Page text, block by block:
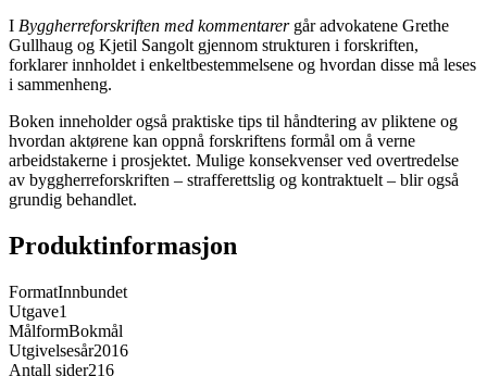
I Byggherreforskriften med kommentarergår advokatene Grethe
Gullhaug og Kjetil Sangolt gjennom strukturen i forskriften,
forklarer innholdet i enkeltbestemmelsene og hvordan disse må leses
i sammenheng.
Boken inneholder også praktiske tips til håndtering av pliktene og
hvordan aktørene kan oppnå forskriftens formål om å verne
arbeidstakerne i prosjektet. Mulige konsekvenser ved overtredelse
av byggherreforskriften – strafferettslig og kontraktuelt – blir også
grundig behandlet.
Produktinformasjon
FormatInnbundet
Utgave1
MålformBokmål
Utgivelsesår2016
Antall sider216